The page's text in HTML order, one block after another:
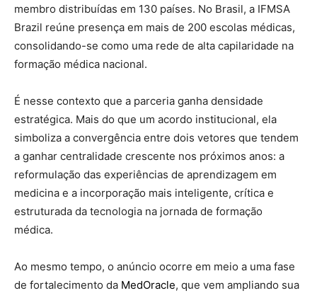
membro distribuídas em 130 países. No Brasil, a IFMSA
Brazil reúne presença em mais de 200 escolas médicas,
consolidando-se como uma rede de alta capilaridade na
formação médica nacional.
É nesse contexto que a parceria ganha densidade
estratégica. Mais do que um acordo institucional, ela
simboliza a convergência entre dois vetores que tendem
a ganhar centralidade crescente nos próximos anos: a
reformulação das experiências de aprendizagem em
medicina e a incorporação mais inteligente, crítica e
estruturada da tecnologia na jornada de formação
médica.
Ao mesmo tempo, o anúncio ocorre em meio a uma fase
de fortalecimento da MedOracle, que vem ampliando sua